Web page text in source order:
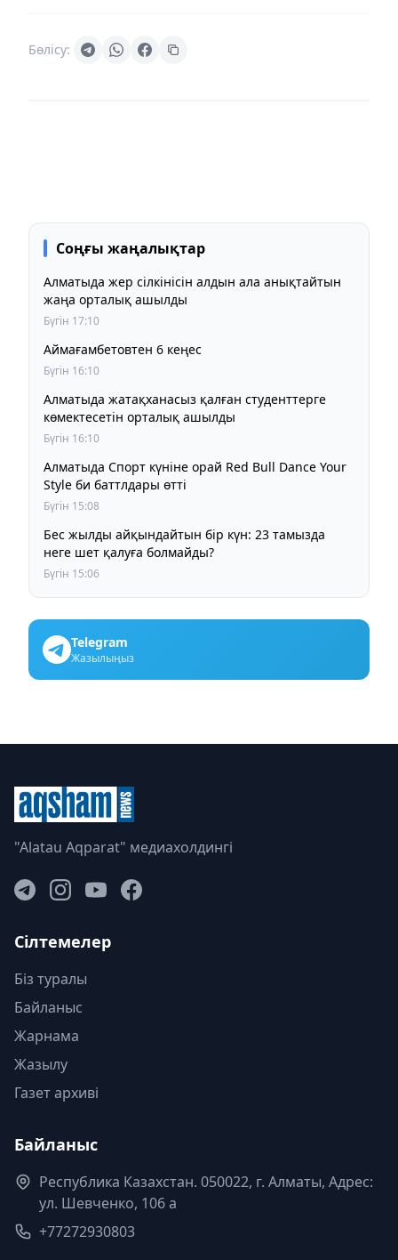
Бөлісу:
Соңғы жаңалықтар
Алматыда жер сілкінісін алдын ала анықтайтын
жаңа орталық ашылды
Бүгін 17:10
Аймағамбетовтен 6 кеңес
Бүгін 16:10
Алматыда жатақханасыз қалған студенттерге
көмектесетін орталық ашылды
Бүгін 16:10
Алматыда Спорт күніне орай Red Bull Dance Your
Style би баттлдары өтті
Бүгін 15:08
Бес жылды айқындайтын бір күн: 23 тамызда
неге шет қалуға болмайды?
Бүгін 15:06
Telegram
Жазылыңыз
"Alatau Aqparat" медиахолдингі
Сілтемелер
Біз туралы
Байланыс
Жарнама
Жазылу
Газет архиві
Байланыс
Республика Казахстан. 050022, г. Алматы, Адрес:
ул. Шевченко, 106 а
+77272930803